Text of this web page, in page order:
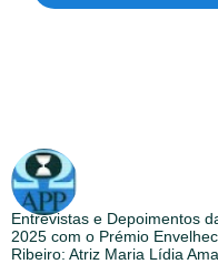
Entrevistas e Depoimentos
2025 com o Prémio
Ribeiro: Atriz Maria Lídia